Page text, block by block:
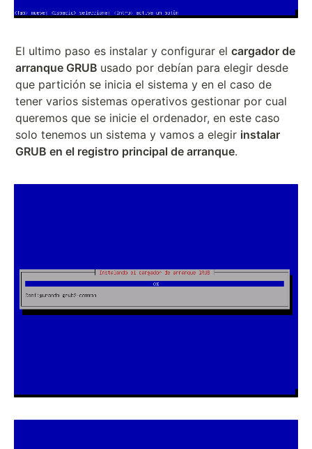
El ultimo paso es instalar y configurar el cargador de
arranque GRUB usado por debían para elegir desde
que partición se inicia el sistema y en el caso de
tener varios sistemas operativos gestionar por cual
queremos que se inicie el ordenador, en este caso
solo tenemos un sistema y vamos a elegir instalar
GRUB en el registro principal de arranque.